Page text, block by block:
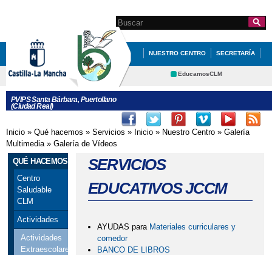
contenido
principal
Formulario de
búsqueda
Search this site
NUESTRO CENTRO SECRETARÍA
EDUCACIÓN QUÉ HACEMOS
EducamosCLM
CRFP Contacto
PVIPS Santa Bárbara, Puertollano
(Ciudad Real)
Se encuentra usted aquí
Inicio » Qué hacemos » Servicios » Inicio » Nuestro Centro » Galería
Multimedia » Galería de Vídeos
QUÉ HACEMOS
Centro
Saludable
CLM
Actividades
Actividades
Extraescolares
SERVICIOS
EDUCATIVOS JCCM
AYUDAS para Materiales curriculares y
comedor
BANCO DE LIBROS